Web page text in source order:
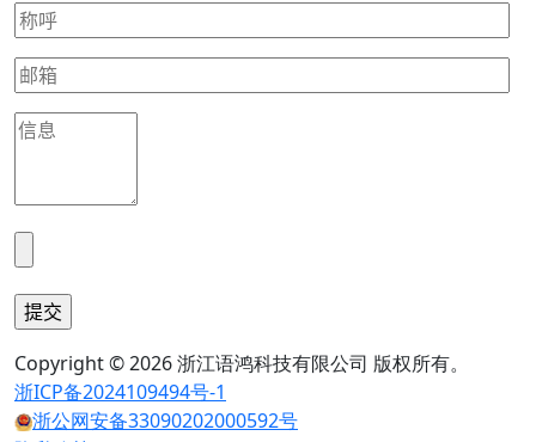
Copyright © 2026 浙江语鸿科技有限公司 版权所有。
浙ICP备2024109494号-1
浙公网安备33090202000592号